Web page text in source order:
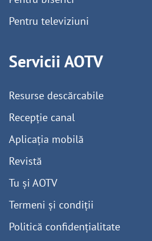
Pentru televiziuni
Servicii AOTV
Resurse descărcabile
Recepție canal
Aplicația mobilă
Revistă
Tu și AOTV
Termeni și condiții
Politică confidențialitate